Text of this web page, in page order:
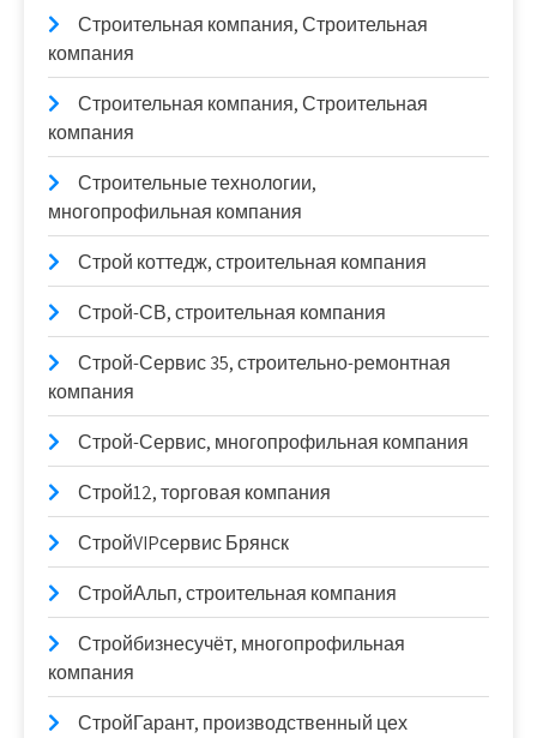
Строительная компания, Строительная
компания
Строительная компания, Строительная
компания
Строительные технологии,
многопрофильная компания
Строй коттедж, строительная компания
Строй-СВ, строительная компания
Строй-Сервис 35, строительно-ремонтная
компания
Строй-Сервис, многопрофильная компания
Строй12, торговая компания
СтройVIPсервис Брянск
СтройАльп, строительная компания
Стройбизнесучёт, многопрофильная
компания
СтройГарант, производственный цех